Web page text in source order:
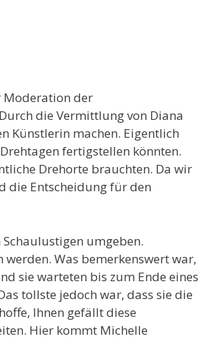
Moderation der
die Vermittlung von Diana
Künstlerin machen. Eigentlich
fertigstellen könnten.
Drehorte brauchten. Da wir
die Entscheidung für den
umgeben.
Was bemerkenswert war,
sie warteten bis zum Ende eines
tollste jedoch war, dass sie die
Ihnen gefällt diese
Hier kommt Michelle